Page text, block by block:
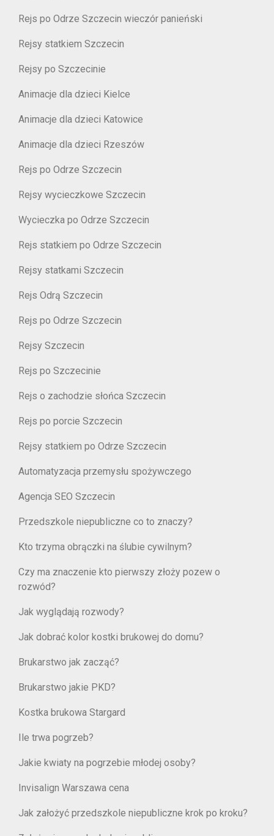
Rejs po Odrze Szczecin wieczór panieński
Rejsy statkiem Szczecin
Rejsy po Szczecinie
Animacje dla dzieci Kielce
Animacje dla dzieci Katowice
Animacje dla dzieci Rzeszów
Rejs po Odrze Szczecin
Rejsy wycieczkowe Szczecin
Wycieczka po Odrze Szczecin
Rejs statkiem po Odrze Szczecin
Rejsy statkami Szczecin
Rejs Odrą Szczecin
Rejs po Odrze Szczecin
Rejsy Szczecin
Rejs po Szczecinie
Rejs o zachodzie słońca Szczecin
Rejs po porcie Szczecin
Rejsy statkiem po Odrze Szczecin
Automatyzacja przemysłu spożywczego
Agencja SEO Szczecin
Przedszkole niepubliczne co to znaczy?
Kto trzyma obrączki na ślubie cywilnym?
Czy ma znaczenie kto pierwszy złoży pozew o
rozwód?
Jak wyglądają rozwody?
Jak dobrać kolor kostki brukowej do domu?
Brukarstwo jak zacząć?
Brukarstwo jakie PKD?
Kostka brukowa Stargard
Ile trwa pogrzeb?
Jakie kwiaty na pogrzebie młodej osoby?
Invisalign Warszawa cena
Jak założyć przedszkole niepubliczne krok po kroku?